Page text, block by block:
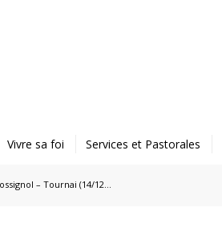
– Tournai (14/12...
Vivre sa foi Services et Pastorales